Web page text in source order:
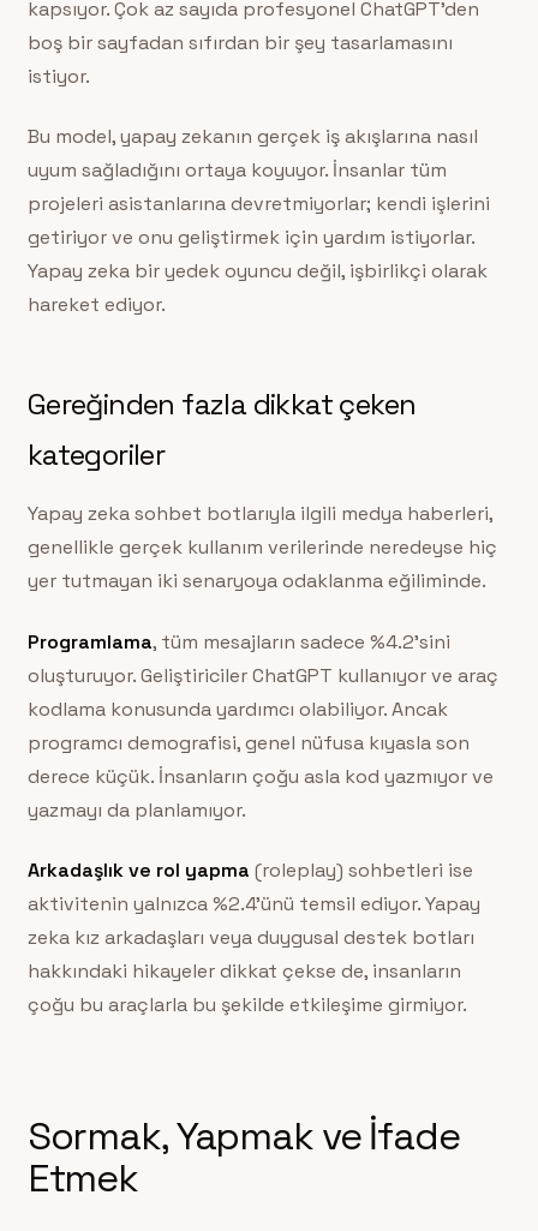
kapsıyor. Çok az sayıda profesyonel ChatGPT’den
boş bir sayfadan sıfırdan bir şey tasarlamasını
istiyor.
Bu model, yapay zekanın gerçek iş akışlarına nasıl
uyum sağladığını ortaya koyuyor. İnsanlar tüm
projeleri asistanlarına devretmiyorlar; kendi işlerini
getiriyor ve onu geliştirmek için yardım istiyorlar.
Yapay zeka bir yedek oyuncu değil, işbirlikçi olarak
hareket ediyor.
Gereğinden fazla dikkat çeken
kategoriler
Yapay zeka sohbet botlarıyla ilgili medya haberleri,
genellikle gerçek kullanım verilerinde neredeyse hiç
yer tutmayan iki senaryoya odaklanma eğiliminde.
Programlama, tüm mesajların sadece %4.2’sini
oluşturuyor. Geliştiriciler ChatGPT kullanıyor ve araç
kodlama konusunda yardımcı olabiliyor. Ancak
programcı demografisi, genel nüfusa kıyasla son
derece küçük. İnsanların çoğu asla kod yazmıyor ve
yazmayı da planlamıyor.
Arkadaşlık ve rol yapma (roleplay) sohbetleri ise
aktivitenin yalnızca %2.4’ünü temsil ediyor. Yapay
zeka kız arkadaşları veya duygusal destek botları
hakkındaki hikayeler dikkat çekse de, insanların
çoğu bu araçlarla bu şekilde etkileşime girmiyor.
Sormak, Yapmak ve İfade
Etmek